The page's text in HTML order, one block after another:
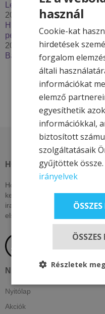
Lendava***
2025. december 2.
Húzzon korit, pattanjon
percét a Hotel & More
2025. szeptember 29.
Bakancslistás
HOTEL & MORE HOTELS
Hotel & More szállodái ezen
kedvezményeket kínálnak.
iratkozzon fel hírlevelünkre,
elsők között értesüljön
NAVIGÁCIÓ
Nyitólap
Akciók
használ
Cookie-kat
hirdetések
forgalom
általi
információkat
elemző
egyesíthetik
információkkal,
biztosított
szolgáltatásaik
gyűjtöttek
irányelvek
Részletek